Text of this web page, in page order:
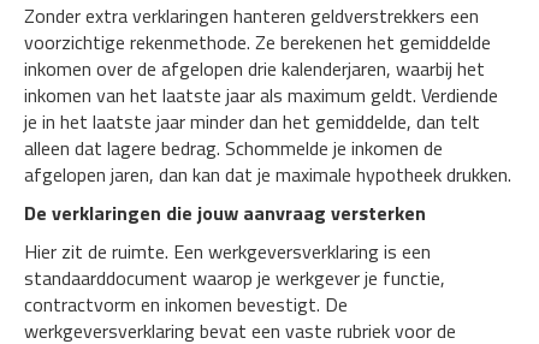
Zonder extra verklaringen hanteren geldverstrekkers een
voorzichtige rekenmethode. Ze berekenen het gemiddelde
inkomen over de afgelopen drie kalenderjaren, waarbij het
inkomen van het laatste jaar als maximum geldt. Verdiende
je in het laatste jaar minder dan het gemiddelde, dan telt
alleen dat lagere bedrag. Schommelde je inkomen de
afgelopen jaren, dan kan dat je maximale hypotheek drukken.
De verklaringen die jouw aanvraag versterken
Hier zit de ruimte. Een werkgeversverklaring is een
standaarddocument waarop je werkgever je functie,
contractvorm en inkomen bevestigt. De
werkgeversverklaring bevat een vaste rubriek voor de